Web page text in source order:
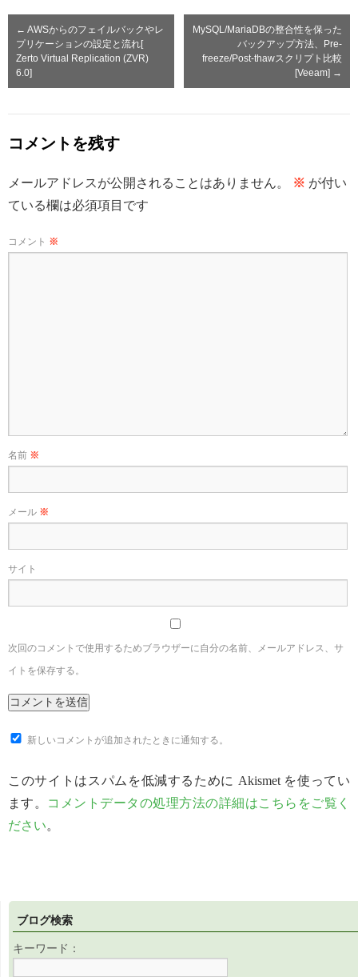
← AWSからのフェイルバックやレ
プリケーションの設定と流れ[
Zerto Virtual Replication (ZVR)
6.0]
MySQL/MariaDBの整合性を保った
バックアップ方法、Pre-
freeze/Post-thawスクリプト比較
[Veeam] →
コメントを残す
メールアドレスが公開されることはありません。 ※ が付い
ている欄は必須項目です
コメント ※
名前 ※
メール ※
サイト
次回のコメントで使用するためブラウザーに自分の名前、メールアドレス、サ
イトを保存する。
新しいコメントが追加されたときに通知する。
このサイトはスパムを低減するために Akismet を使ってい
ます。 コメントデータの処理方法の詳細はこちらをご覧く
ださい。
ブログ検索
キーワード：